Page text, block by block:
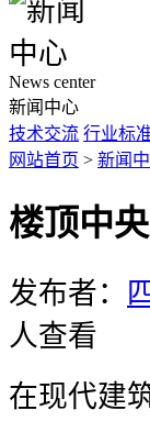
News center
新闻中心
技术交流 行业标
网站首页 > 新闻
楼顶中
发布者：
人查看
在现代建